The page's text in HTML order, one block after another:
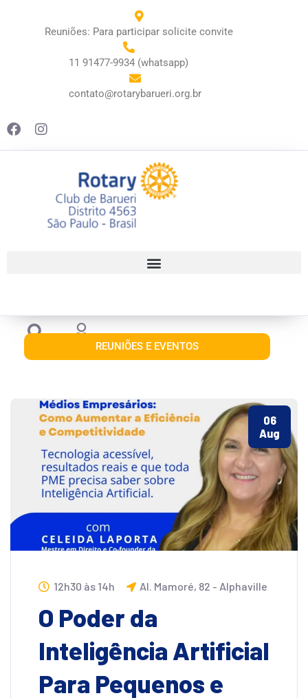
Reuniões: Para participar solicite convite
11 91477-9934 (whatsapp)
contato@rotarybarueri.org.br
REUNIÕES E EVENTOS
06
Aug
12h30 às 14h Al. Mamoré, 82 - Alphaville
O Poder da
Inteligência Artificial
Para Pequenos e